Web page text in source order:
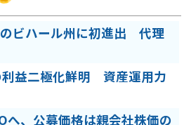
ビハール州に初進出 代理
益二極化鮮明 資産運用力
へ、公募価格は親会社株価の